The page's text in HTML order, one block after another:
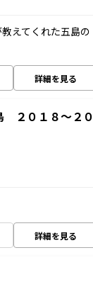
えてくれた五島の
詳細を見る
２０１８～２０
詳細を見る